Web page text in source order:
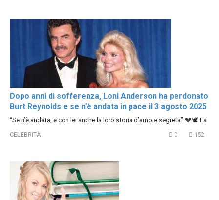
Dopo anni di sofferenza, Loni Anderson ha perdonato
Burt Reynolds e se n’è andata in pace il 3 agosto 2025
“Se n’è andata, e con lei anche la loro storia d’amore segreta” 💔🕊️ La
CELEBRITÀ 0 152